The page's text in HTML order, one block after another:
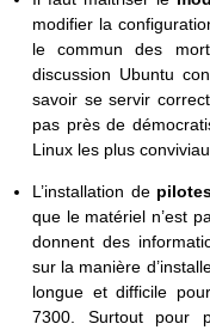
modifier la
le commun des
discussion Ubuntu
savoir se servir
pas près de
Linux les plus
L’installation de
que le matériel n’est
donnent des
sur la manière
longue et difficile
7300. Surtout pour